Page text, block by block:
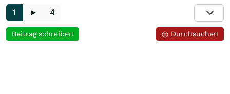
1 ► 4
Durchsuchen
Beitrag schreiben